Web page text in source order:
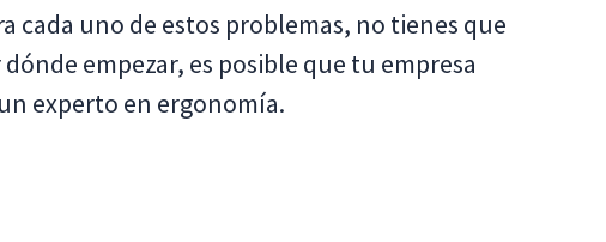
cada uno de estos problemas, no tienes que
empezar, es posible que tu empresa
experto en ergonomía.